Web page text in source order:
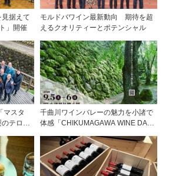
据えて
」開催
モルドバワイン最新動向 期待を超
えるクオリティーとポテンシャル
マスタ
テロワ
千曲川ワインバレーの魅力を小諸で
体感「CHIKUMAGAWA WINE DAYS